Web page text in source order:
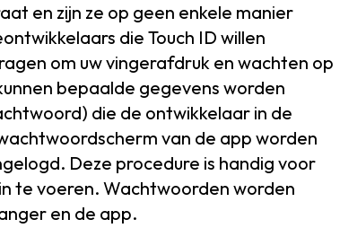
en zijn ze op geen enkele manier
die Touch ID willen
om uw vingerafdruk en wachten op
bepaalde gegevens worden
die de ontwikkelaar in de
van de app worden
Deze procedure is handig voor
te voeren. Wachtwoorden worden
en de app.